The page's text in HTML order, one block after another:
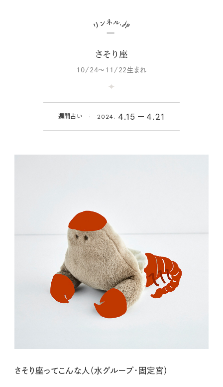
さそり座
10/24～11/22生まれ
週間占い 2024. 4.15 4.21
さそり座ってこんな人（水グループ・固定宮）